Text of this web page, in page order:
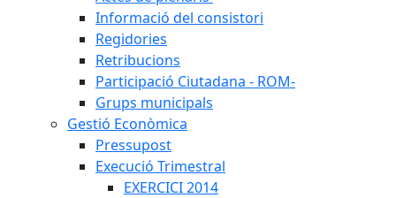
Informació del consistori
Regidories
Retribucions
Participació Ciutadana - ROM-
Grups municipals
Gestió Econòmica
Pressupost
Execució Trimestral
EXERCICI 2014